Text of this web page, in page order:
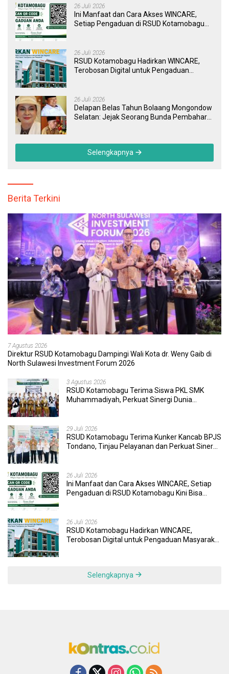
26 Juli 2026
Ini Manfaat dan Cara Akses WINCARE,
Setiap Pengaduan di RSUD Kotamobagu
26 Juli 2026
RSUD Kotamobagu Hadirkan WINCARE,
Terobosan Digital untuk Pengaduan
26 Juli 2026
Delapan Belas Tahun Bolaang Mongondow
Selatan: Jejak Seorang Bunda Pembaharu
Selengkapnya
Berita Terkini
7 Agustus 2026
Direktur RSUD Kotamobagu Dampingi Wali Kota dr. Weny Gaib di
North Sulawesi Investment Forum 2026
3 Agustus 2026
RSUD Kotamobagu Terima Siswa PKL SMK
Muhammadiyah, Perkuat Sinergi Dunia
29 Juli 2026
RSUD Kotamobagu Terima Kunker Kancab BPJS
Tondano, Tinjau Pelayanan dan Perkuat Sinergi
26 Juli 2026
Ini Manfaat dan Cara Akses WINCARE, Setiap
Pengaduan di RSUD Kotamobagu Kini Bisa
26 Juli 2026
RSUD Kotamobagu Hadirkan WINCARE,
Terobosan Digital untuk Pengaduan Masyarakat
Selengkapnya